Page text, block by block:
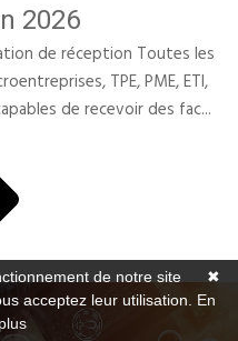
2026
de réception Toutes les
TPE, PME, ETI,
de recevoir des fac...
✖
de notre site
acceptez leur utilisation. En